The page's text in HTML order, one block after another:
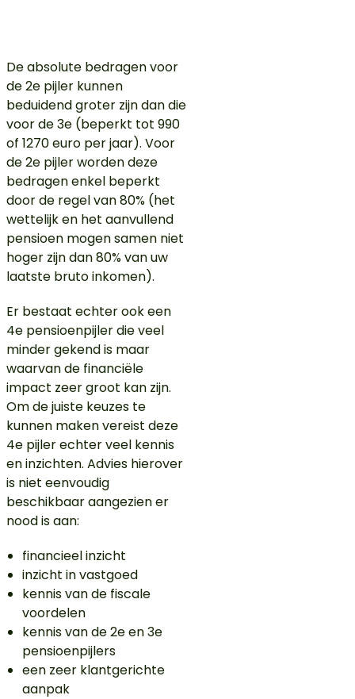
De absolute bedragen voor
de 2e pijler kunnen
beduidend groter zijn dan die
voor de 3e (beperkt tot 990
of 1270 euro per jaar). Voor
de 2e pijler worden deze
bedragen enkel beperkt
door de regel van 80% (het
wettelijk en het aanvullend
pensioen mogen samen niet
hoger zijn dan 80% van uw
laatste bruto inkomen).
Er bestaat echter ook een
4e pensioenpijler die veel
minder gekend is maar
waarvan de financiële
impact zeer groot kan zijn.
Om de juiste keuzes te
kunnen maken vereist deze
4e pijler echter veel kennis
en inzichten. Advies hierover
is niet eenvoudig
beschikbaar aangezien er
nood is aan:
financieel inzicht
inzicht in vastgoed
kennis van de fiscale
voordelen
kennis van de 2e en 3e
pensioenpijlers
een zeer klantgerichte
aanpak